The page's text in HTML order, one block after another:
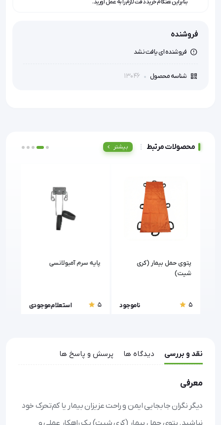
بنابراین هنگام خرید دقت لازم را به عمل آورید.
فروشنده
فروشنده ای یافت نشد
شناسه محصول 13046
محصولات مرتبط بیشتر
پتوی حمل بیمار (کری
شیت)
5 ناموجود
پایه سرم آمبولانسی
5 استعلام موجودی
نقد و بررسی دیدگاه ها پرسش و پاسخ ها
معرفی
دیگر نگران جابجایی ایمن و راحت عزیزان بیمار یا کم‌تحرک خود
نباشید. پتوی حمل بیمار (کری شیت) یک راهکار عملی و